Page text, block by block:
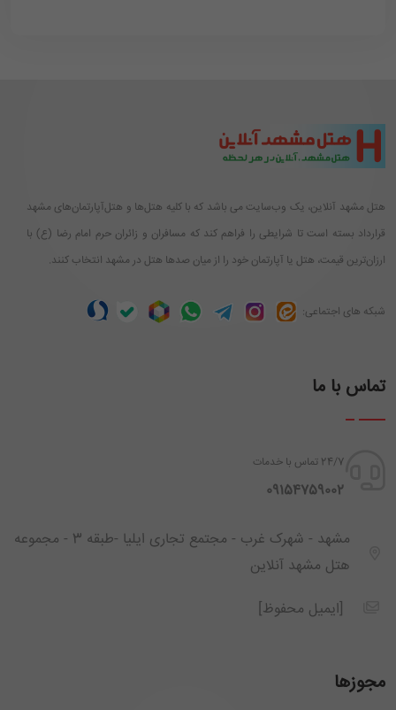
هتل مشهد آنلاین، یک وب‌سایت می باشد که با کلیه هتل‌ها و هتل‌آپارتمان‌های مشهد
قرارداد بسته است تا شرایطی را فراهم کند که مسافران و زائران حرم امام رضا (ع) با
ارزان‌ترین قیمت، هتل یا آپارتمان خود را از میان صدها هتل در مشهد انتخاب کنند.
شبکه های اجتماعی:
تماس با ما
24/7 تماس با خدمات
‪ 09154759002
مشهد - شهرک غرب - مجتمع تجاری ایلیا -طبقه 3 - مجموعه
هتل مشهد آنلاین
[ایمیل محفوظ]
مجوزها